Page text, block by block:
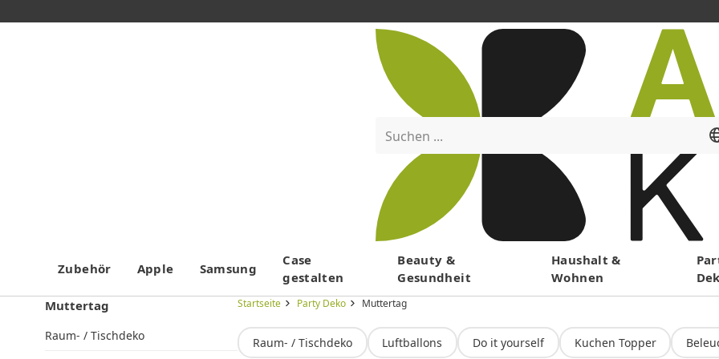
Menü
Suchen ...
Zubehör Apple Samsung
Case
gestalten
Beauty &
Gesundheit
Haushalt &
Wohnen
Muttertag
Raum- / Tischdeko
Startseite Party Deko Muttertag
Raum- / Tischdeko Luftballons Do it yourself Kuchen Topper